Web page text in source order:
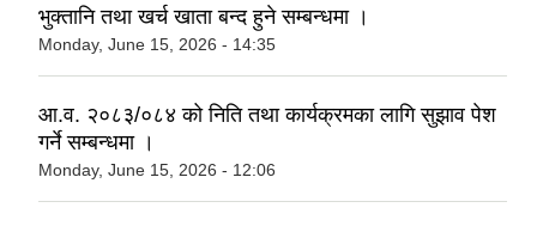
भुक्तानि तथा खर्च खाता बन्द हुने सम्बन्धमा ।
Monday, June 15, 2026 - 14:35
आ.व. २०८३/०८४ को निति तथा कार्यक्रमका लागि सुझाव पेश
गर्ने सम्बन्धमा ।
Monday, June 15, 2026 - 12:06